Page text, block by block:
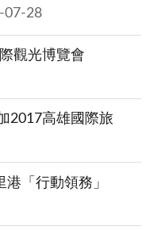
07-28
觀光博覽會
2017高雄國際旅
「行動領務」